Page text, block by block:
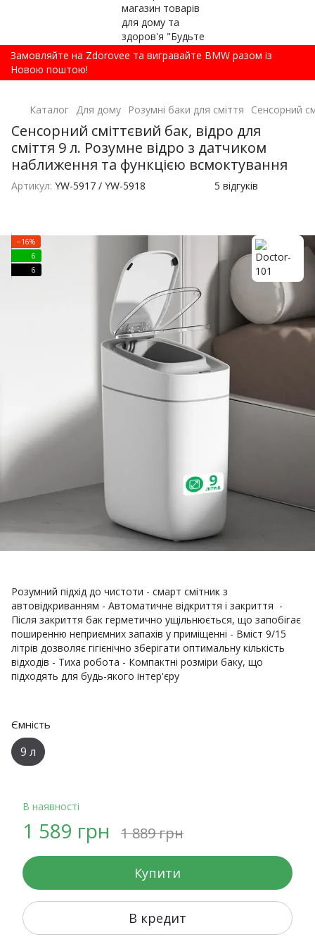
Замовляйте на Zdorovee та вигравайте BMW разом із
Новою поштою!
Каталог Для дому Розумні баки для сміття Сенсорний
Сенсорний сміттєвий бак, відро для
сміття 9 л. Розумне відро з датчиком
наближення та функцією всмоктування
Артикул: YW-5917 / YW-5918 5 відгуків
−16%
6
6
Розумний підхід до чистоти - смарт смітник з
автовідкриванням - Автоматичне відкриття і закриття -
Після закриття бак герметично ущільнюється, що запобігає
поширенню неприємних запахів у приміщенні - Вміст 9/15
літрів дозволяє гігієнічно зберігати оптимальну кількість
відходів - Тиха робота - Компактні розміри баку, що
підходять для будь-якого інтер'єру
Ємність
9 л
В наявності
1 589 грн 1 889 грн
Купити
В кредит